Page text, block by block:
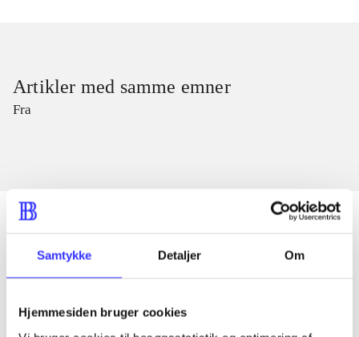
Samtykke Detaljer Om
Hjemmesiden bruger cookies
Artikler med samme emner
Fra
Artikler